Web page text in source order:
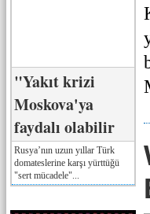
"Yakıt krizi
Moskova'ya
faydalı olabilir
Rusya’nın uzun yıllar Türk
domateslerine karşı yürttüğü
"sert mücadele"...